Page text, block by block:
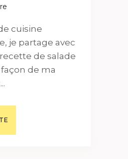
cuisine
je partage avec
de salade
de ma